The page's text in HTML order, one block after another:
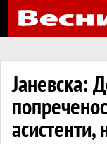
Јаневска: